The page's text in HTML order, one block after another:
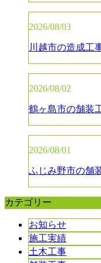
2026/08/03
川越市の造成工
2026/08/02
鶴ヶ島市の舗装
2026/08/01
ふじみ野市の舗
カテゴリー
お知らせ
施工実績
土木工事